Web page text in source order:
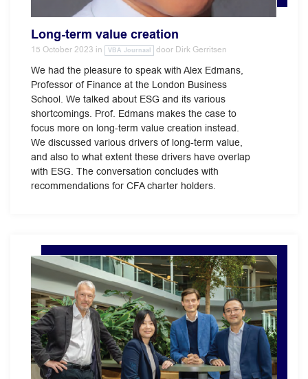
Long-term value creation
15 October 2023 in VBA Journaal door Dirk Gerritsen
We had the pleasure to speak with Alex Edmans,
Professor of Finance at the London Business
School. We talked about ESG and its various
shortcomings. Prof. Edmans makes the case to
focus more on long-term value creation instead.
We discussed various drivers of long-term value,
and also to what extent these drivers have overlap
with ESG. The conversation concludes with
recommendations for CFA charter holders.